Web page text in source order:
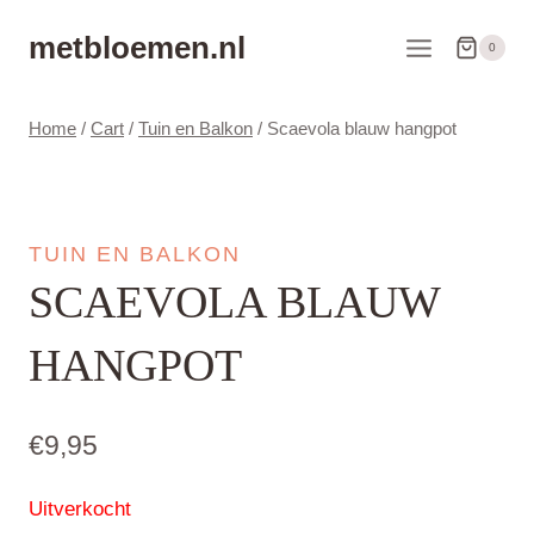
naarmetbloemen.nl 0
Home / Cart / Tuin en Balkon / Scaevola blauw hangpot
TUIN EN BALKON
SCAEVOLA BLAUW
HANGPOT
€9,95
Uitverkocht